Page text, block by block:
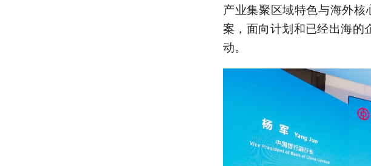
产业集聚区域特色与海外
案，面向计划和已经出海的
动。